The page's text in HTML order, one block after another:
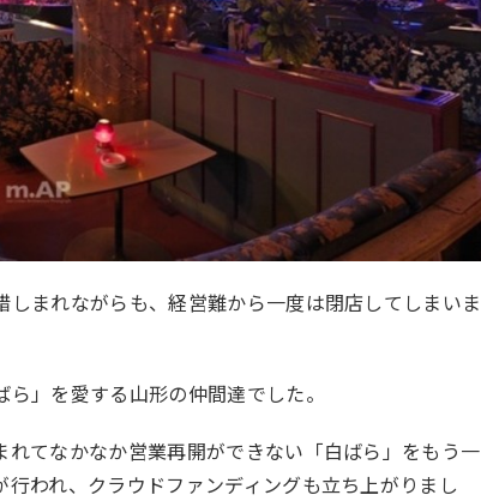
まれながらも、経営難から一度は閉店してしまいま
」を愛する山形の仲間達でした。
てなかなか営業再開ができない「白ばら」をもう一
われ、クラウドファンディングも立ち上がりまし